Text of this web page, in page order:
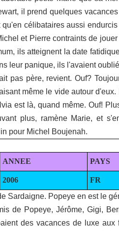
il prend quelques
célibataires aussi
et Pierre contraints de
ils atteignent la date
leur panique, ils l'avaient
pas père, revient. Ouf?
même le vide autour
est là, quand même. Ouf!
plus, ramène Marie, et
pour Michel Boujenah.
ANNEE PAYS
2006 FR
Sardaigne. Popeye en est le
de Popeye, Jérôme, Gigi,
des vacances de luxe aux